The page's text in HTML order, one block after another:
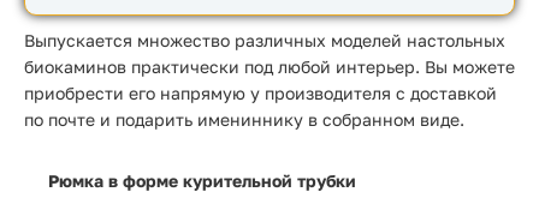
Выпускается множество различных моделей настольных
биокаминов практически под любой интерьер. Вы можете
приобрести его напрямую у производителя с доставкой
по почте и подарить имениннику в собранном виде.
Рюмка в форме курительной трубки